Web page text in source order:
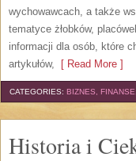
wychowawcach, a także
tematyce żłobków,
informacji dla osób, które
artykułów, [ Read More ]
CATEGORIES: BIZNES,
Historia i